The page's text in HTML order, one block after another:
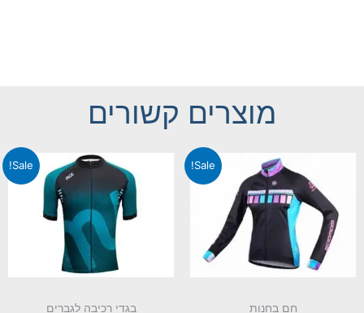
מוצרים קשורים
Sale!
חם בחנות
Sale!
בגדי רכיבה לגברים